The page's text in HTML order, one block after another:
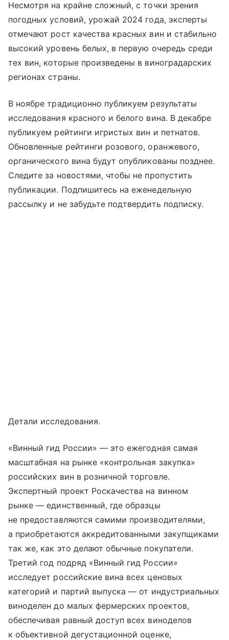
Несмотря на крайне сложный, с точки зрения
погодных условий, урожай 2024 года, эксперты
отмечают рост качества красных вин и стабильно
высокий уровень белых, в первую очередь среди
тех вин, которые произведены в виноградарских
регионах страны.
В ноябре традиционно публикуем результаты
исследования красного и белого вина. В декабре
публикуем рейтинги игристых вин и петнатов.
Обновленные рейтинги розового, оранжевого,
органического вина будут опубликованы позднее.
Следите за новостями, чтобы не пропустить
публикации. Подпишитесь на еженедельную
рассылку и не забудьте подтвердить подписку.
Детали исследования.
«Винный гид России» — это ежегодная самая
масштабная на рынке «контрольная закупка»
российских вин в розничной торговле.
Экспертный проект Роскачества на винном
рынке — единственный, где образцы
не предоставляются самими производителями,
а приобретаются аккредитованными закупщиками
так же, как это делают обычные покупатели.
Третий год подряд «Винный гид России»
исследует российские вина всех ценовых
категорий и партий выпуска — от индустриальных
виноделен до малых фермерских проектов,
обеспечивая равный доступ всех виноделов
к объективной дегустационной оценке,